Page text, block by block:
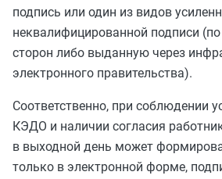
подпись или один из видов
неквалифицированной подписи
сторон либо выданную через
электронного правительства).
Соответственно, при соблюдении
КЭДО и наличии согласия
в выходной день может
только в электронной форме,